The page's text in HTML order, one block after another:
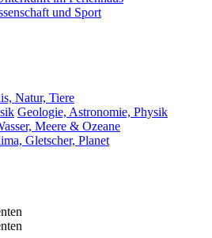
und Sport
Natur, Tiere
Geologie, Astronomie, Physik
Meere & Ozeane
Gletscher, Planet